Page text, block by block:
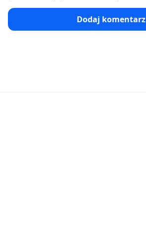
Dodaj komentarz